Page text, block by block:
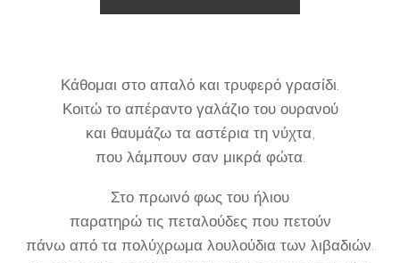
Κάθομαι στο απαλό και τρυφερό γρασίδι.
Κοιτώ το απέραντο γαλάζιο του ουρανού
και θαυμάζω τα αστέρια τη νύχτα,
που λάμπουν σαν μικρά φώτα.
Στο πρωινό φως του ήλιου
παρατηρώ τις πεταλούδες που πετούν
πάνω από τα πολύχρωμα λουλούδια των λιβαδιών.